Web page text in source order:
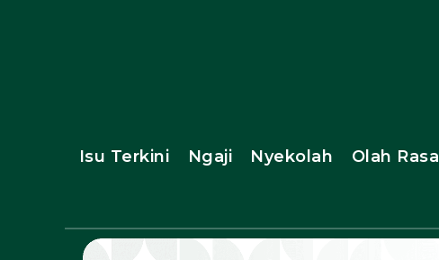
Isu Terkini Ngaji Nyekolah Olah Rasa